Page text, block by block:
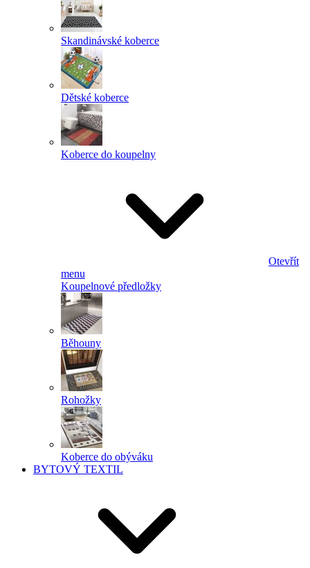
Skandinávské koberce
Dětské koberce
Koberce do koupelny
Otevřít
menu
Koupelnové předložky
Běhouny
Rohožky
Koberce do obýváku
BYTOVÝ TEXTIL